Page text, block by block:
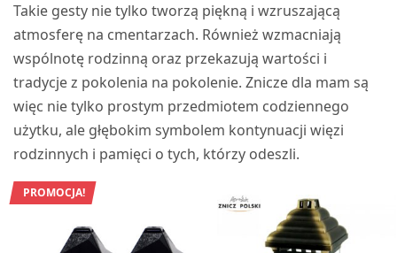
Takie gesty nie tylko tworzą piękną i wzruszającą
atmosferę na cmentarzach. Również wzmacniają
wspólnotę rodzinną oraz przekazują wartości i
tradycje z pokolenia na pokolenie. Znicze dla mam są
więc nie tylko prostym przedmiotem codziennego
użytku, ale głębokim symbolem kontynuacji więzi
rodzinnych i pamięci o tych, którzy odeszli.
PROMOCJA!